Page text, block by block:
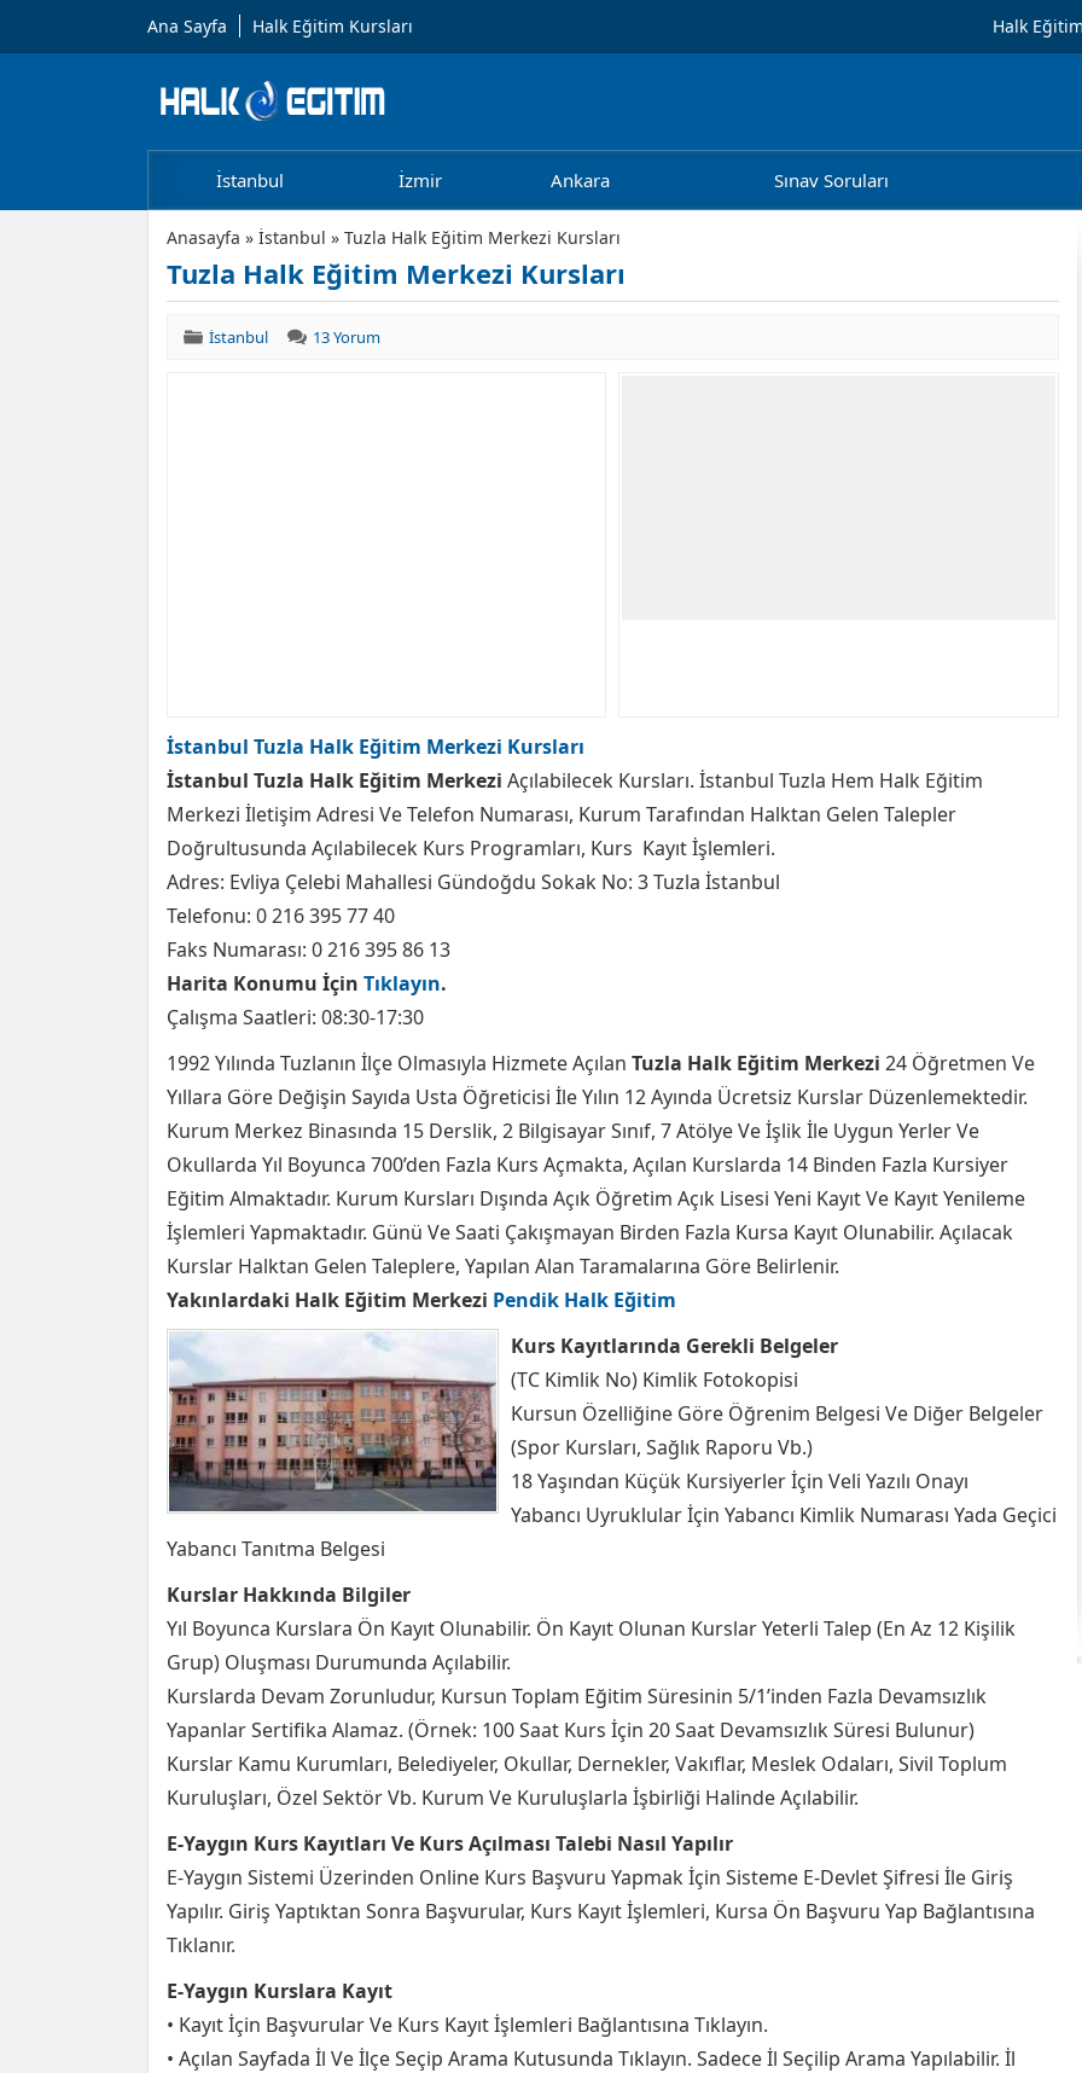
Ana Sayfa Halk Eğitim Kursları Halk
İstanbul İzmir Ankara Sınav Soruları
Anasayfa » İstanbul » Tuzla Halk Eğitim Merkezi Kursları
Tuzla Halk Eğitim Merkezi Kursları
İstanbul 13 Yorum
İstanbul Tuzla Halk Eğitim Merkezi Kursları
İstanbul Tuzla Halk Eğitim Merkezi Açılabilecek Kursları. İstanbul Tuzla Hem Halk Eğitim
Merkezi İletişim Adresi Ve Telefon Numarası, Kurum Tarafından Halktan Gelen Talepler
Doğrultusunda Açılabilecek Kurs Programları, Kurs Kayıt İşlemleri.
Adres: Evliya Çelebi Mahallesi Gündoğdu Sokak No: 3 Tuzla İstanbul
Telefonu: 0 216 395 77 40
Faks Numarası: 0 216 395 86 13
Harita Konumu İçin Tıklayın.
Çalışma Saatleri: 08:30-17:30
1992 Yılında Tuzlanın İlçe Olmasıyla Hizmete Açılan Tuzla Halk Eğitim Merkezi 24 Öğretmen Ve
Yıllara Göre Değişin Sayıda Usta Öğreticisi İle Yılın 12 Ayında Ücretsiz Kurslar Düzenlemektedir.
Kurum Merkez Binasında 15 Derslik, 2 Bilgisayar Sınıf, 7 Atölye Ve İşlik İle Uygun Yerler Ve
Okullarda Yıl Boyunca 700’den Fazla Kurs Açmakta, Açılan Kurslarda 14 Binden Fazla Kursiyer
Eğitim Almaktadır. Kurum Kursları Dışında Açık Öğretim Açık Lisesi Yeni Kayıt Ve Kayıt Yenileme
İşlemleri Yapmaktadır. Günü Ve Saati Çakışmayan Birden Fazla Kursa Kayıt Olunabilir. Açılacak
Kurslar Halktan Gelen Taleplere, Yapılan Alan Taramalarına Göre Belirlenir.
Yakınlardaki Halk Eğitim Merkezi Pendik Halk Eğitim
Kurs Kayıtlarında Gerekli Belgeler
(TC Kimlik No) Kimlik Fotokopisi
Kursun Özelliğine Göre Öğrenim Belgesi Ve Diğer Belgeler
(Spor Kursları, Sağlık Raporu Vb.)
18 Yaşından Küçük Kursiyerler İçin Veli Yazılı Onayı
Yabancı Uyruklular İçin Yabancı Kimlik Numarası Yada Geçici
Yabancı Tanıtma Belgesi
Kurslar Hakkında Bilgiler
Yıl Boyunca Kurslara Ön Kayıt Olunabilir. Ön Kayıt Olunan Kurslar Yeterli Talep (En Az 12 Kişilik
Grup) Oluşması Durumunda Açılabilir.
Kurslarda Devam Zorunludur, Kursun Toplam Eğitim Süresinin 5/1’inden Fazla Devamsızlık
Yapanlar Sertifika Alamaz. (Örnek: 100 Saat Kurs İçin 20 Saat Devamsızlık Süresi Bulunur)
Kurslar Kamu Kurumları, Belediyeler, Okullar, Dernekler, Vakıflar, Meslek Odaları, Sivil Toplum
Kuruluşları, Özel Sektör Vb. Kurum Ve Kuruluşlarla İşbirliği Halinde Açılabilir.
E-Yaygın Kurs Kayıtları Ve Kurs Açılması Talebi Nasıl Yapılır
E-Yaygın Sistemi Üzerinden Online Kurs Başvuru Yapmak İçin Sisteme E-Devlet Şifresi İle Giriş
Yapılır. Giriş Yaptıktan Sonra Başvurular, Kurs Kayıt İşlemleri, Kursa Ön Başvuru Yap Bağlantısına
Tıklanır.
E-Yaygın Kurslara Kayıt
• Kayıt İçin Başvurular Ve Kurs Kayıt İşlemleri Bağlantısına Tıklayın.
• Açılan Sayfada İl Ve İlçe Seçip Arama Kutusunda Tıklayın. Sadece İl Seçilip Arama Yapılabilir. İl